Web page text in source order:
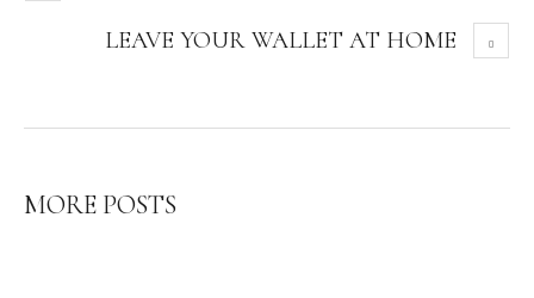
LEAVE YOUR WALLET AT HOME
MORE POSTS